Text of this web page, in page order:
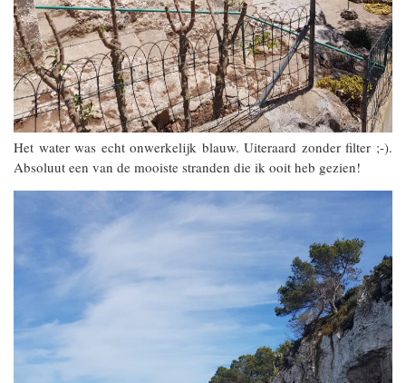
Het water was echt onwerkelijk blauw. Uiteraard zonder filter ;-).
Absoluut een van de mooiste stranden die ik ooit heb gezien!